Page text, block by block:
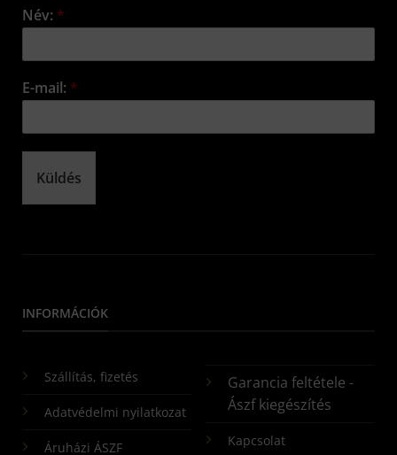
Név: *
E-mail: *
Küldés
INFORMÁCIÓK
Szállítás, fizetés
Adatvédelmi nyilatkozat
Áruházi ÁSZF
Garancia feltétele -
Ászf kiegészítés
Kapcsolat